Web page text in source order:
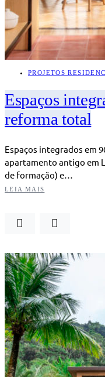
PROJETOS
Espaços
reforma total
Espaços integrados em
apartamento antigo em
de formação) e…
LEIA MAIS